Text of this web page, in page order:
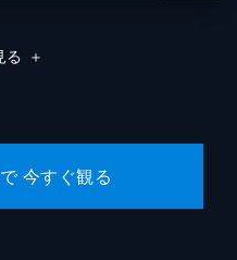
る ＋
今すぐ観る